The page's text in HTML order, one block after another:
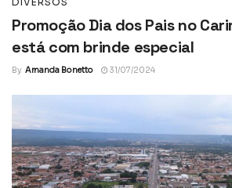
Promoção Dia dos Pais no
está com brinde especial
By Amanda Bonetto 31/07/2024